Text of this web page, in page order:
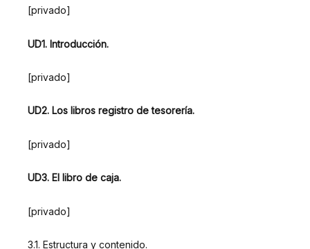
[privado]
UD1. Introducción.
[privado]
UD2. Los libros registro de tesorería.
[privado]
UD3. El libro de caja.
[privado]
3.1. Estructura y contenido.